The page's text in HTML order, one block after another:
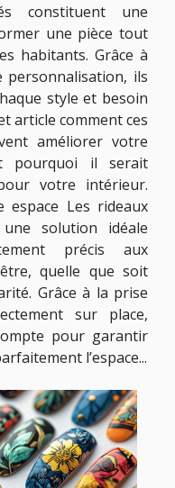
constituent une
une pièce tout
habitants. Grâce à
personnalisation, ils
style et besoin
article comment ces
améliorer votre
pourquoi il serait
votre intérieur.
Les rideaux
solution idéale
précis aux
quelle que soit
Grâce à la prise
sur place,
pour garantir
l’espace...